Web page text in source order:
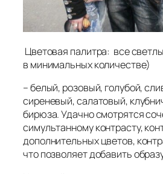
Цветовая палитра: все
в минимальных количестве)
– белый, розовый, голубой,
сиреневый, салатовый,
бирюза. Удачно смотрятся
симультанному контрасту,
дополнительных цветов,
что позволяет добавить